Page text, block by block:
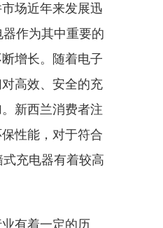
场近年来发展迅
作为其中重要的
增长。随着电子
高效、安全的充
新西兰消费者注
性能，对于符合
充电器有着较高
有着一定的历